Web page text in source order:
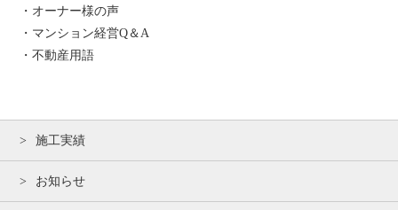
・オーナー様の声
・マンション経営Q＆A
・不動産用語
施工実績
お知らせ